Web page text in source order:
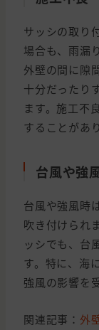
サッシの取り
場合も、雨漏
外壁の間に隙
十分だったり
ます。施工不
することがあ
台風や強
台風や強風時
吹き付けられ
ッシでも、台
す。特に、海
強風の影響を
関連記事： 外